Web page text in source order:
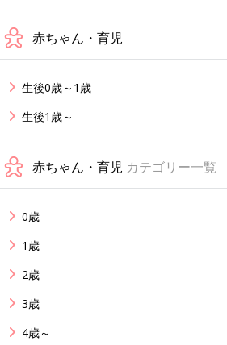
赤ちゃん・育児
生後0歳～1歳
生後1歳～
赤ちゃん・育児 カテゴリー一覧
0歳
1歳
2歳
3歳
4歳～